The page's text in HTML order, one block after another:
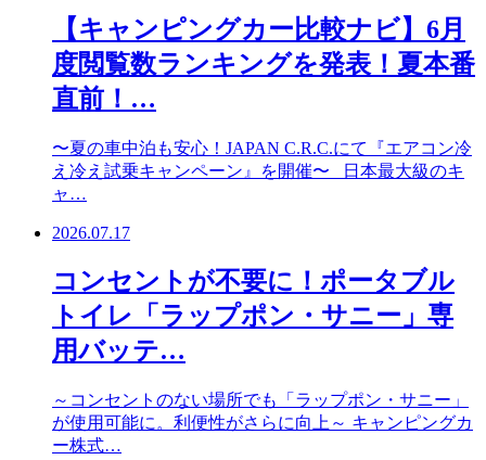
【キャンピングカー比較ナビ】6月
度閲覧数ランキングを発表！夏本番
直前！…
〜夏の車中泊も安心！JAPAN C.R.C.にて『エアコン冷
え冷え試乗キャンペーン』を開催〜 日本最大級のキ
ャ…
2026.07.17
コンセントが不要に！ポータブル
トイレ「ラップポン・サニー」専
用バッテ…
～コンセントのない場所でも「ラップポン・サニー」
が使用可能に。利便性がさらに向上～ キャンピングカ
ー株式…